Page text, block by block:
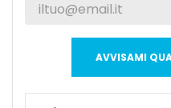
AVVISAMI